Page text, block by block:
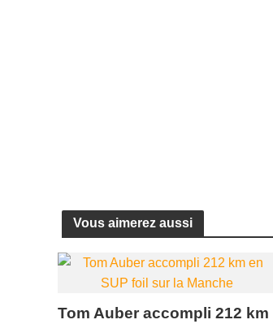
Vous aimerez aussi
Tom Auber accompli 212 km